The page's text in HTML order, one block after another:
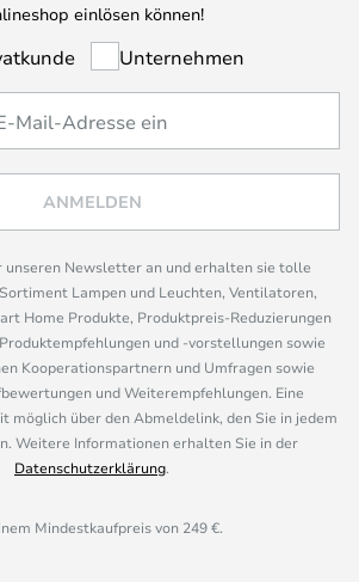
einlösen können!
Unternehmen
ANMELDEN
unseren Newsletter an und erhalten sie tolle
Lampen und Leuchten, Ventilatoren,
Home Produkte, Produktpreis-Reduzierungen
und -vorstellungen sowie
Kooperationspartnern und Umfragen sowie
und Weiterempfehlungen. Eine
möglich über den Abmeldelink, den Sie in jedem
Weitere Informationen erhalten Sie in der
Datenschutzerklärung.
Mindestkaufpreis von 249 €.